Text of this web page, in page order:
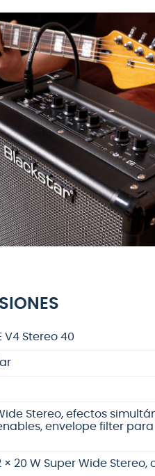
V4 Stereo 40
Stereo, efectos
envelope filter para
× 20 W Super Wide Stereo,